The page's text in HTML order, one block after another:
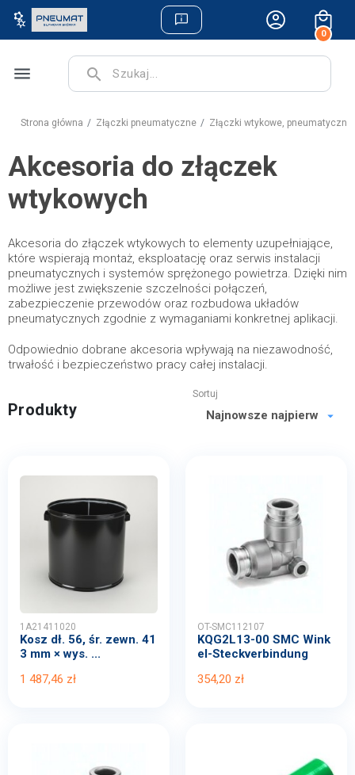
0
menu search
Strona główna Złączki pneumatyczne Złączki wtykowe, pneumatyczne
Akcesoria do złączek
wtykowych
Akcesoria do złączek wtykowych to elementy uzupełniające,
które wspierają montaż, eksploatację oraz serwis instalacji
pneumatycznych i systemów sprężonego powietrza. Dzięki nim
możliwe jest zwiększenie szczelności połączeń,
zabezpieczenie przewodów oraz rozbudowa układów
pneumatycznych zgodnie z wymaganiami konkretnej aplikacji.
Odpowiednio dobrane akcesoria wpływają na niezawodność,
trwałość i bezpieczeństwo pracy całej instalacji.
Produkty
Sortuj
1A21411020
Kosz dł. 56, śr. zewn. 41
3 mm × wys. ...
1 487,46 zł
OT-SMC112107
KQG2L13-00 SMC Wink
el-Steckverbindung
354,20 zł